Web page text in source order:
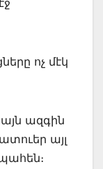
ոչ մէկ
ազգին
այլ